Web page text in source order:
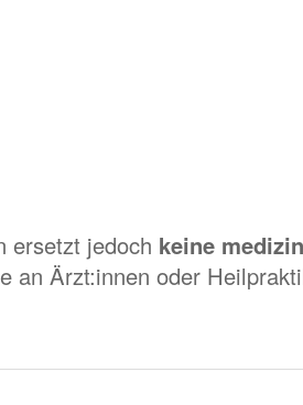
ersetzt jedoch keine
an Ärzt:innen oder